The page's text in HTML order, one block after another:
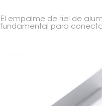
El empalme de riel de
fundamental para